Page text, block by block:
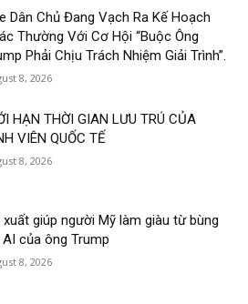
Dân Chủ Đang Vạch Ra Kế Hoạch
Thường Với Cơ Hội “Buộc Ông
Phải Chịu Trách Nhiệm Giải Trình”.
8, 2026
HẠN THỜI GIAN LƯU TRÚ CỦA
VIÊN QUỐC TẾ
8, 2026
giúp người Mỹ làm giàu từ bùng
của ông Trump
8, 2026